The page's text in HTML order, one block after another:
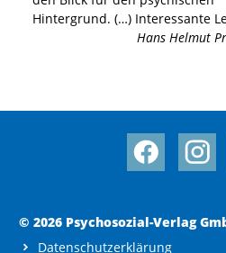
Hintergrund. (…) Interessante
Hans Helmut
© 2026 Psychosozial-Verlag
Datenschutzerklärung